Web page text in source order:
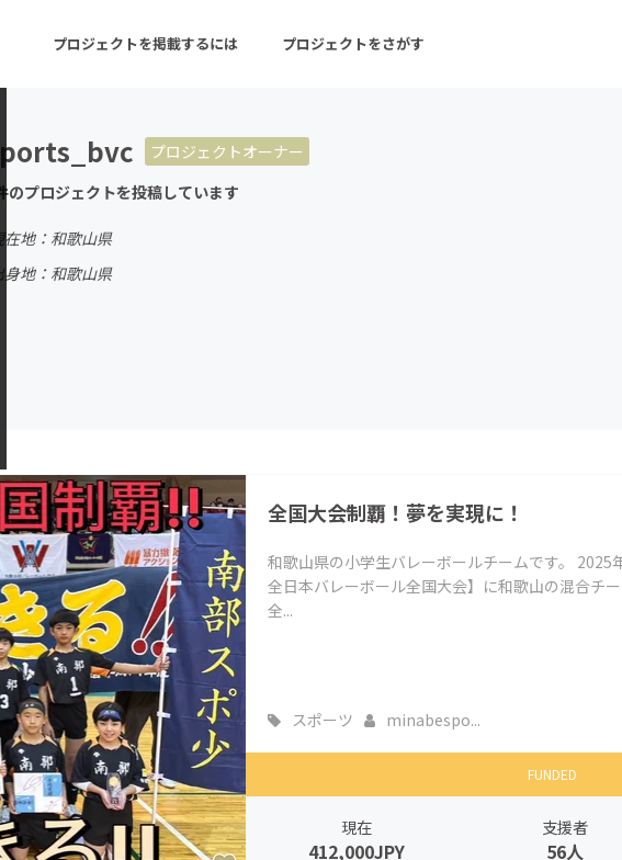
プロジェクトを掲載するには プロジェクトをさがす
ーン 注目の新着プロジェクト
音楽
CAMPFIRE for Social Good
CAMPFIRE Creation
CAMPFIREふるさと納税
machi-ya コミュニティ
プロジェクトオーナー
のプロジェクトを投稿しています
在地：和歌山県
身地：和歌山県
全国大会制覇！夢を実現に！
和歌山県の小学生バレーボールチームです。 2025
全日本バレーボール全国大会】に和歌山の混合チ
全...
スポーツ minabespo...
FUNDED
現在
412,000JPY
支援者
56人